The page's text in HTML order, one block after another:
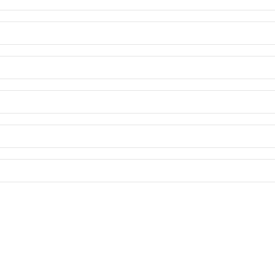
disturbi (sintomi) ed è scoperta per caso durante
sono presenti, i disturbi generalmente comprendono:
o alle gambe
alla luce
tutt'oggi non è del tutto nota. La malformazione è
alla comparsa dei disturbi (manifestazioni
ragioni.
dovuta a un difetto nello sviluppo embrionale delle
essere a trasmissione familiare, suggerendo una
la malformazione possano avere un gene difettoso
di trasmissione ereditaria di una malformazione di Chiari
di Chiari I, in malati con o senza disturbi (sintomi), è
anche per valutare il volume della fossa
a carico del midollo spinale è utile, sia nella fase di
computerizzata (
dalla gravità dei disturbi (sintomi) presenti. In assenza
eventualimal di testae dolori al collo.
chirurgica.
è curata chirurgicamente con un intervento di
N, Morganti R, Di Carlo DT. Radiological outcome after
analysis [Sintesi].Neurosurgical Review. 2020 Jan 17
Tubular Retractors for Foramen Magnum
Child